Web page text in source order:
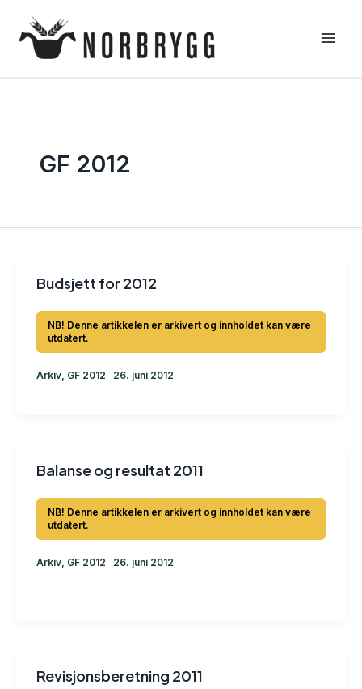
rett
GF 2012
Budsjett for 2012
Arkiv, GF 2012 26. juni 2012
Balanse og resultat 2011
Arkiv, GF 2012 26. juni 2012
Revisjonsberetning 2011